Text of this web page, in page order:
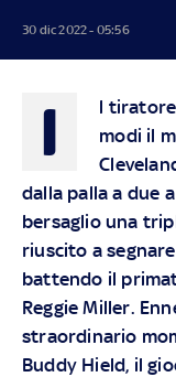
30 dic 2022 - 05:56
I
l tiratore
modi il
dalla palla a due
bersaglio una
riuscito a
battendo il
Reggie Miller.
straordinario
Buddy Hield, il